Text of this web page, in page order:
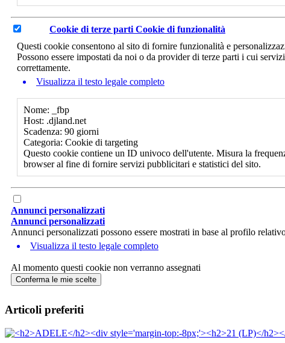
Cookie di terze parti Cookie di funzionalità
Questi cookie consentono al sito di fornire funzionalità e
Possono essere impostati da noi o da provider di terze parti i cui
correttamente.
Visualizza il testo legale completo
Nome: _fbp
Host: .djland.net
Scadenza: 90 giorni
Categoria: Cookie di targeting
Questo cookie contiene un ID univoco dell'utente. Misura la
browser al fine di fornire servizi pubblicitari e statistici del sito.
Annunci personalizzati
Annunci personalizzati
Annunci personalizzati possono essere mostrati in base al profilo
Visualizza il testo legale completo
Al momento questi cookie non verranno assegnati
Conferma le mie scelte
Articoli preferiti